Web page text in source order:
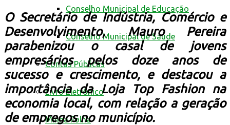
Conselho Municipal de Educação
Conselho Municipal de Saúde
Contas Públicas
Livro Eletrônico
Minha Folha
O Secretário de Indústria, Comércio e
Desenvolvimento, Mauro Pereira
parabenizou o casal de jovens
empresários pelos doze anos de
sucesso e crescimento, e destacou a
importância da Loja Top Fashion na
economia local, com relação a geração
de empregos no município.